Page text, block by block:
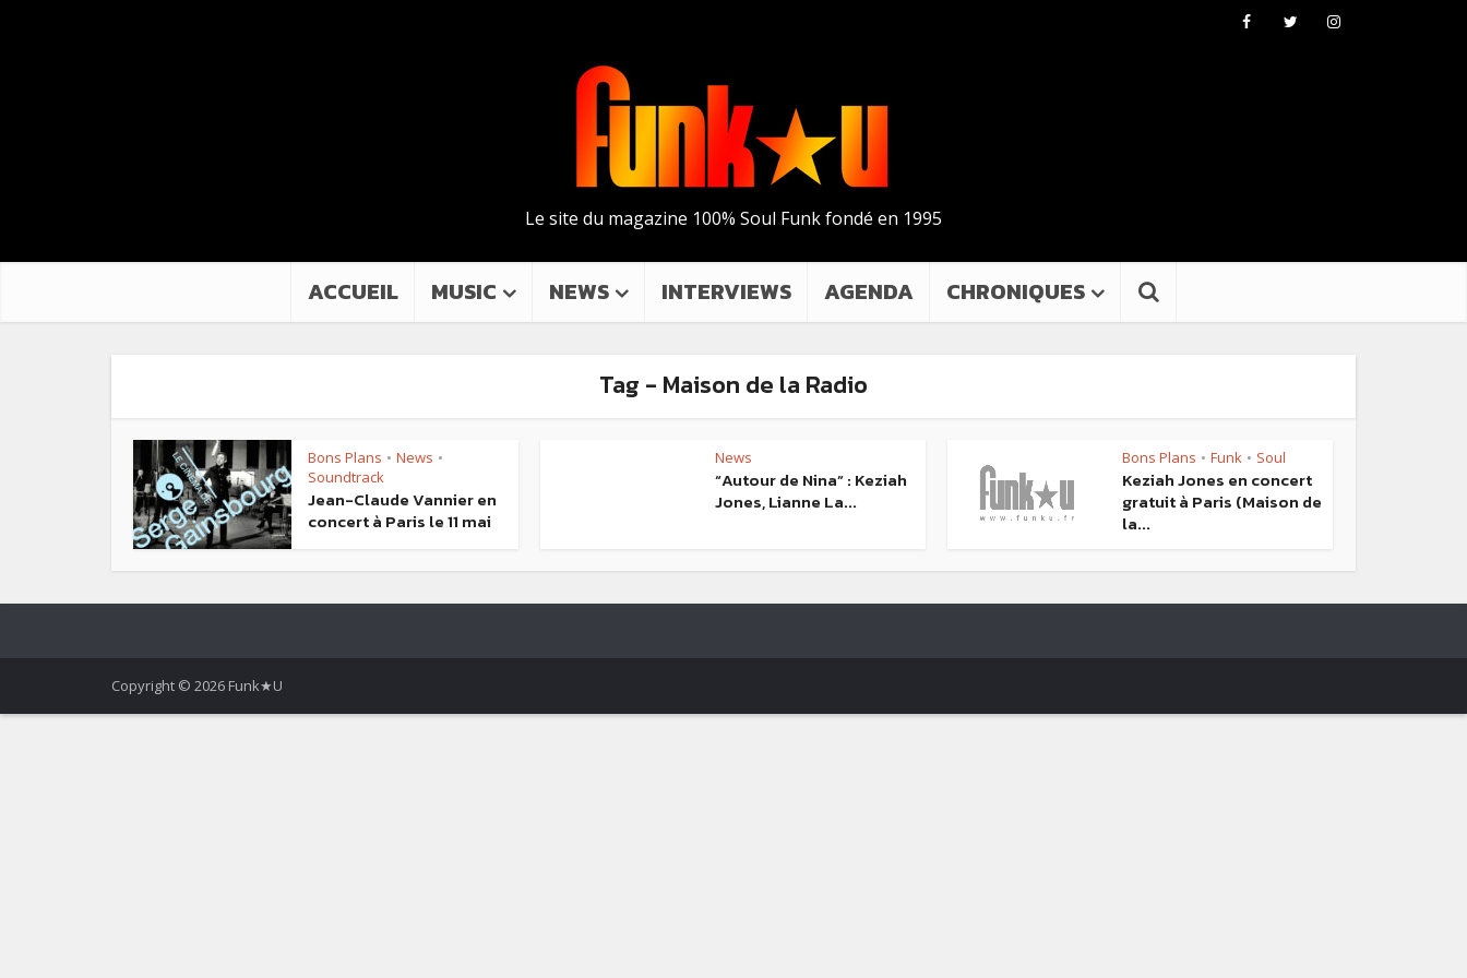
Le site du magazine 100% Soul Funk fondé en 1995
ACCUEIL MUSIC NEWS INTERVIEWS AGENDA CHRONIQUES
Tag - Maison de la Radio
Bons Plans • News •
Soundtrack
Jean-Claude Vannier en
concert à Paris le 11 mai
News
“Autour de Nina” : Keziah
Jones, Lianne La...
Bons Plans • Funk • Soul
Keziah Jones en concert
gratuit à Paris (Maison de
la...
Copyright © 2026 Funk★U